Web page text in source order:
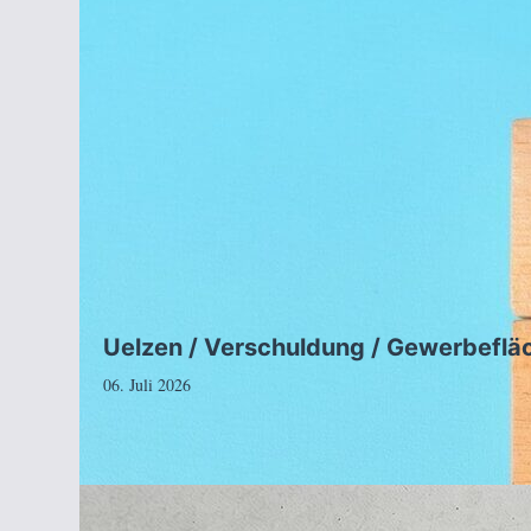
Uelzen / Verschuldung /
06. Juli 2026